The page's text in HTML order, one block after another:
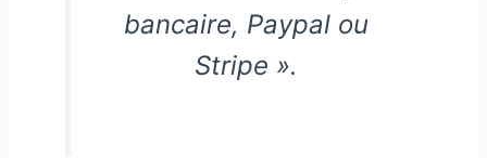
bancaire, Paypal ou
Stripe ».